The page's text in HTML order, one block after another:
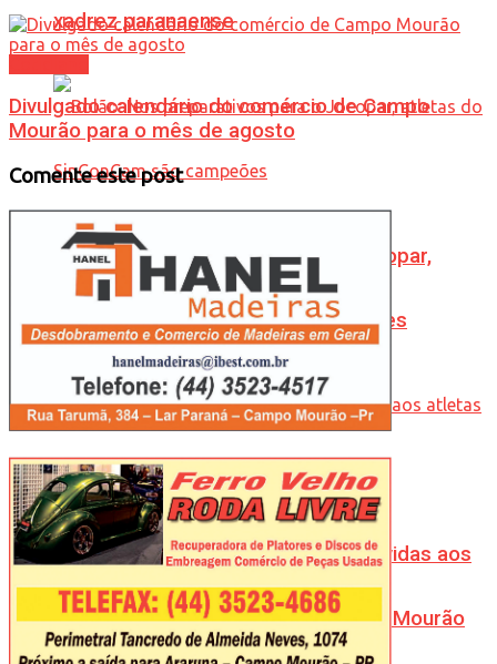
xadrez paranaense
Bolão: Nos preparativos para o Jocopar,
atletas do SinConCam são campeões
Mais de 40 mil refeições serão servidas aos
atletas durante os JEPs em Campo Mourão
Divulgado calendário do comércio de Campo
Mourão para o mês de agosto
Comente este post